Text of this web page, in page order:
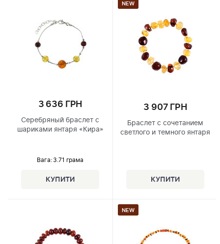
3 636 ГРН
Серебряный браслет с
шариками янтаря «Кира»
Вага: 3.71 грама
NEW
3 907 ГРН
Браслет с сочетанием
светлого и темного янтаря
NEW